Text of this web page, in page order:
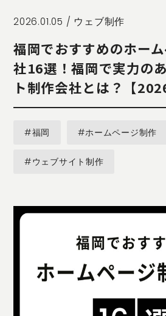
JOURNAL
CONTACT
US
OTHERS
PRIVACY
SECURITY
特定商取引
2026.01.05 / ウェブ制作
福岡でおすすめのホー
社16選！福岡で実力の
ト制作会社とは？【
#福岡 #ホームページ制作
#ウェブサイト制作